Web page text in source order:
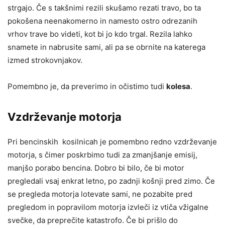
strgajo. Če s takšnimi rezili skušamo rezati travo, bo ta
pokošena neenakomerno in namesto ostro odrezanih
vrhov trave bo videti, kot bi jo kdo trgal. Rezila lahko
snamete in nabrusite sami, ali pa se obrnite na katerega
izmed strokovnjakov.
Pomembno je, da preverimo in očistimo tudi kolesa.
Vzdrževanje motorja
Pri bencinskih kosilnicah je pomembno redno vzdrževanje
motorja, s čimer poskrbimo tudi za zmanjšanje emisij,
manjšo porabo bencina. Dobro bi bilo, če bi motor
pregledali vsaj enkrat letno, po zadnji košnji pred zimo. Če
se pregleda motorja lotevate sami, ne pozabite pred
pregledom in popravilom motorja izvleči iz vtiča vžigalne
svečke, da preprečite katastrofo. Če bi prišlo do